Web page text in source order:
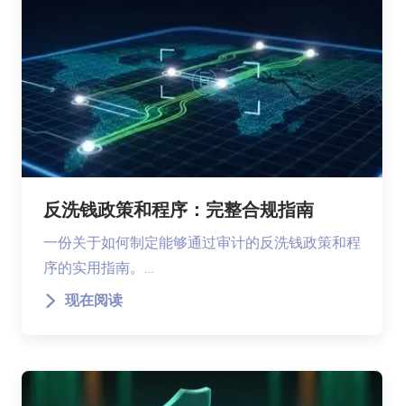
反洗钱政策和程序：完整合规指南
一份关于如何制定能够通过审计的反洗钱政策和程
序的实用指南。…
现在阅读